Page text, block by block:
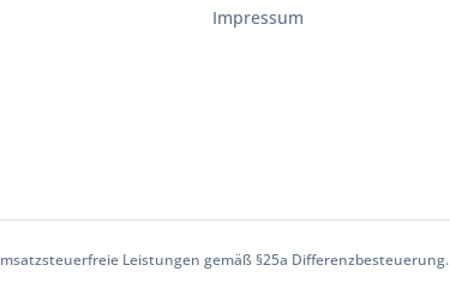
Impressum
Leistungen gemäß §25a Differenzbesteuerung.